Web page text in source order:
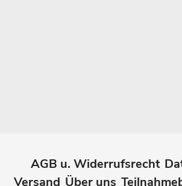
AGB u. Widerrufsrecht
Versand Über uns